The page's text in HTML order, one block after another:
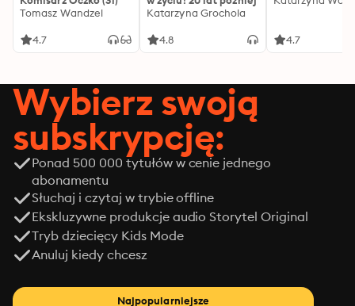
Tomasz Wandzel
4.7
Katarzyna Grochola
4.8 4.7
Wybierz swoją
subskrypcję:
Ponad 500 000 tytułów w cenie jednego
abonamentu
Słuchaj i czytaj w trybie offline
Ekskluzywne produkcje audio Storytel Original
Tryb dziecięcy Kids Mode
Anuluj kiedy chcesz
Najpopularniejsze